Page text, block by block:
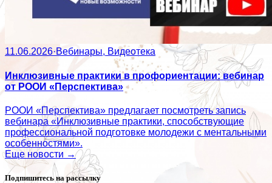
11.06.2026·Вебинары, Видеотека
Инклюзивные практики в профориентации: вебинар
от РООИ «Перспектива»
РООИ «Перспектива» предлагает посмотреть запись
вебинара «Инклюзивные практики, способствующие
профессиональной подготовке молодежи с ментальными
особенностями».
Еще новости →
Подпишитесь на рассылку